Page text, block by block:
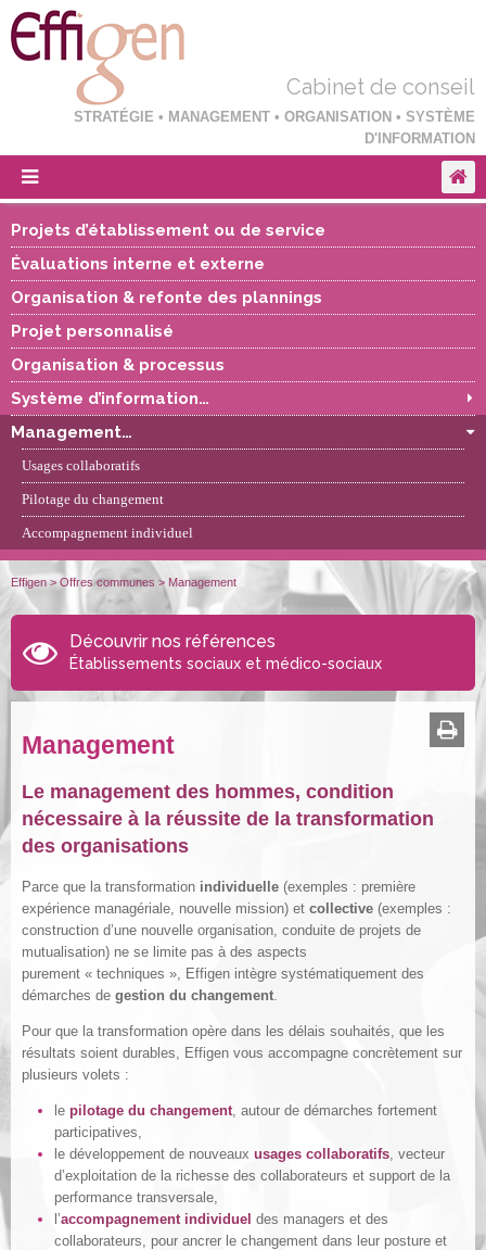
Cabinet de conseil
STRATÉGIE • MANAGEMENT • ORGANISATION • SYSTÈME
D'INFORMATION
Projets d’établissement ou de service
Évaluations interne et externe
Organisation & refonte des plannings
Projet personnalisé
Organisation & processus
Système d’information…
Management…
Usages collaboratifs
Pilotage du changement
Accompagnement individuel
Effigen> Offres communes > Management
Découvrir nos références
Établissements sociaux et médico-sociaux
Management
Le management des hommes, condition
nécessaire à la réussite de la transformation
des organisations
Parce que la transformation individuelle (exemples : première
expérience managériale, nouvelle mission) et collective (exemples :
construction d’une nouvelle organisation, conduite de projets de
mutualisation) ne se limite pas à des aspects
purement « techniques », Effigen intègre systématiquement des
démarches de gestion du changement
Pour que la transformation opère dans les délais souhaités, que les
résultats soient durables, Effigen vous accompagne concrètement sur
plusieurs volets :
le pilotage du changement , autour de démarches fortement
participatives,
le développement de nouveaux usages collaboratifs , vecteur
d’exploitation de la richesse des collaborateurs et support de la
performance transversale,
l’accompagnement individuel des managers et des
collaborateurs, pour ancrer le changement dans leur posture et